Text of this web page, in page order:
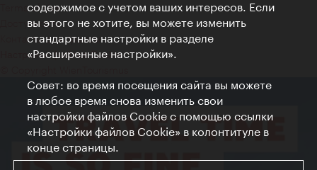
Terms of Use
Доступность
Контакты для прессы
Настройки файлов Cookie
содержимое с учетом ваших интересов. Если
вы этого не хотите, вы можете изменить
стандартные настройки в разделе
«Расширенные настройки».
Совет: во время посещения сайта вы можете
в любое время снова изменить свои
настройки файлов Cookie с помощью ссылки
«Настройки файлов Cookie» в колонтитуле в
конце страницы.